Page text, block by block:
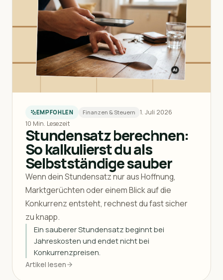
EMPFOHLEN Finanzen & Steuern
1. Juli 2026
10 Min. Lesezeit
Stundensatz berechnen:
So kalkulierst du als
Selbstständige sauber
Wenn dein Stundensatz nur aus Hoffnung,
Marktgerüchten oder einem Blick auf die
Konkurrenz entsteht, rechnest du fast sicher
zu knapp.
Ein sauberer Stundensatz beginnt bei
Jahreskosten und endet nicht bei
Konkurrenzpreisen.
Artikel lesen